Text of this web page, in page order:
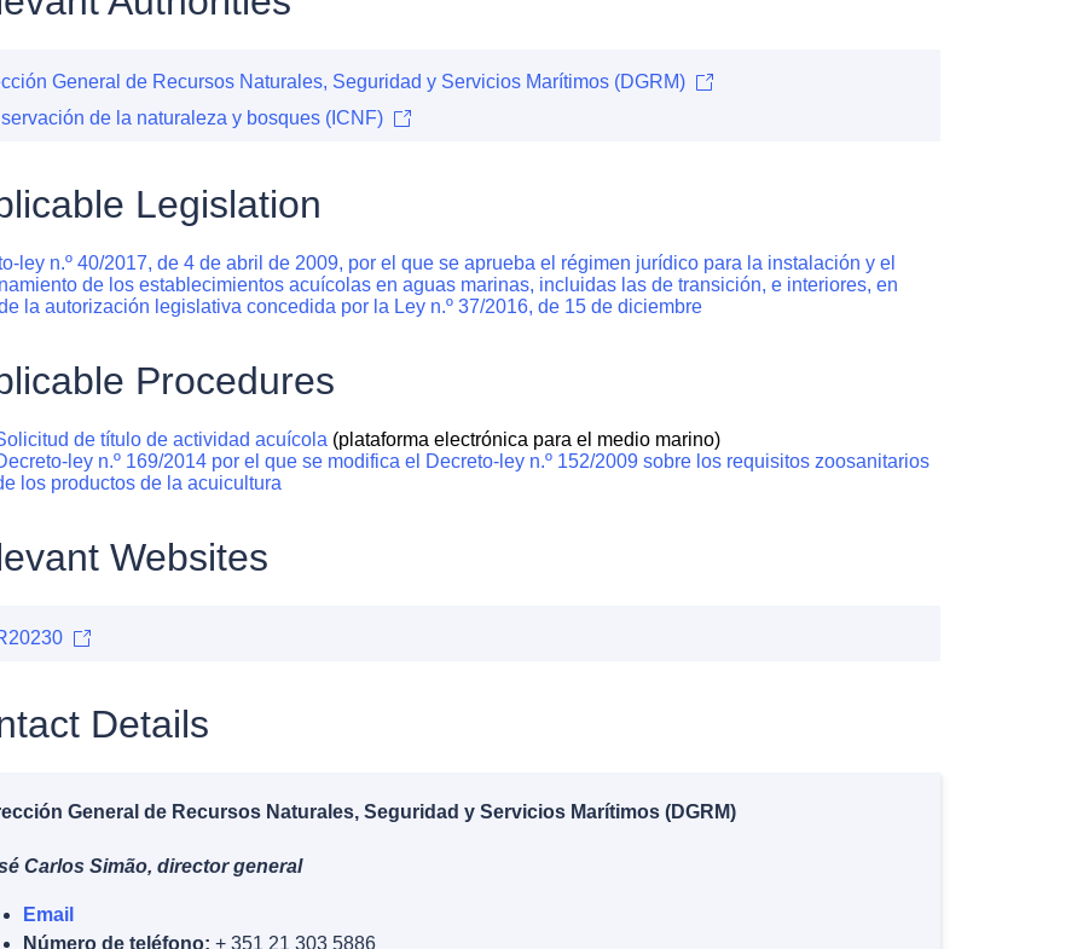
General de Recursos Naturales, Seguridad y Servicios Marítimos (DGRM)
de la naturaleza y bosques (ICNF)
Legislation
ley n.º 40/2017, de 4 de abril de 2009, por el que se aprueba el régimen jurídico para la instalación y el
de los establecimientos acuícolas en aguas marinas, incluidas las de transición, e interiores, en
la autorización legislativa concedida por la Ley n.º 37/2016, de 15 de diciembre
Procedures
de título de actividad acuícola (plataforma electrónica para el medio marino)
ley n.º 169/2014 por el que se modifica el Decreto-ley n.º 152/2009 sobre los requisitos zoosanitarios
los productos de la acuicultura
Websites
Details
General de Recursos Naturales, Seguridad y Servicios Marítimos (DGRM)
Carlos Simão, director general
Email
Número de teléfono: + 351 21 303 5886